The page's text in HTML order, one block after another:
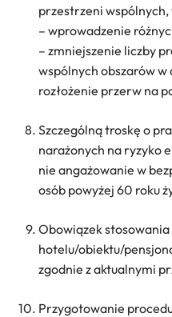
przestrzeni wspólnych,
– wprowadzenie
– zmniejszenie liczby
wspólnych obszarów w
rozłożenie przerw na
Szczególną troskę o
narażonych na ryzyko
nie angażowanie w
osób powyżej 60 roku
Obowiązek
hotelu/obiektu/
zgodnie z aktualnymi
Przygotowanie